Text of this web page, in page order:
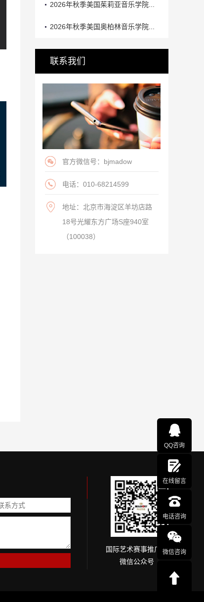
2026年秋季美国茱莉亚音乐学院...
2026年秋季美国奥柏林音乐学院...
联系我们
官方微信号：bjmadow
电话：010-68214599
地址：北京市海淀区羊坊店路
18号光耀东方广场S座940室
（100038）
国际艺术赛事推广网
微信公众号
QQ咨询
在线留言
电话咨询
微信咨询